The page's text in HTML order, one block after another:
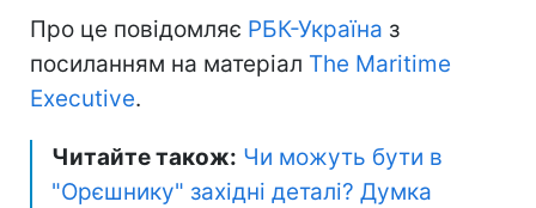
Про це повідомляє РБК-Україна з
посиланням на матеріал The Maritime
Executive.
Читайте також: Чи можуть бути в
"Орєшнику" західні деталі? Думка